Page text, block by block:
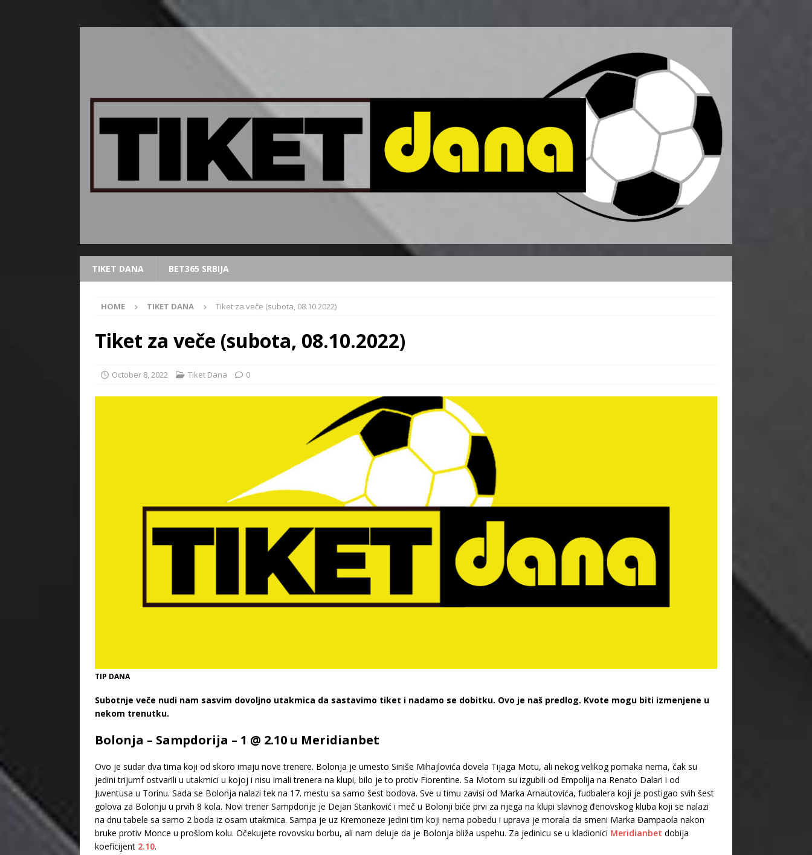
TIKET DANA BET365 SRBIJA
HOME TIKET DANA Tiket za veče (subota, 08.10.2022)
Tiket za veče (subota, 08.10.2022)
October 8, 2022 Tiket Dana 0
TIP DANA
Subotnje veče nudi nam sasvim dovoljno utakmica da sastavimo tiket i nadamo se dobitku. Ovo je naš predlog. Kvote mogu biti izmenjene u
nekom trenutku.
Bolonja – Sampdorija – 1 @ 2.10 u Meridianbet
Ovo je sudar dva tima koji od skoro imaju nove trenere. Bolonja je umesto Siniše Mihajlovića dovela Tijaga Motu, ali nekog velikog pomaka nema, čak su
jedini trijumf ostvarili u utakmici u kojoj i nisu imali trenera na klupi, bilo je to protiv Fiorentine. Sa Motom su izgubili od Empolija na Renato Dalari i od
Juventusa u Torinu. Sada se Bolonja nalazi tek na 17. mestu sa samo šest bodova. Sve u timu zavisi od Marka Arnautovića, fudbalera koji je postigao svih šest
golova za Bolonju u prvih 8 kola. Novi trener Sampdorije je Dejan Stanković i meč u Bolonji biće prvi za njega na klupi slavnog đenovskog kluba koji se nalazi
na dnu tabele sa samo 2 boda iz osam utakmica. Sampa je uz Kremoneze jedini tim koji nema pobedu i uprava je morala da smeni Marka Đampaola nakon
bruke protiv Monce u prošlom kolu. Očekujete rovovsku borbu, ali nam deluje da je Bolonja bliža uspehu. Za jedinicu se u kladionici Meridianbet dobija
koeficijent 2.10.